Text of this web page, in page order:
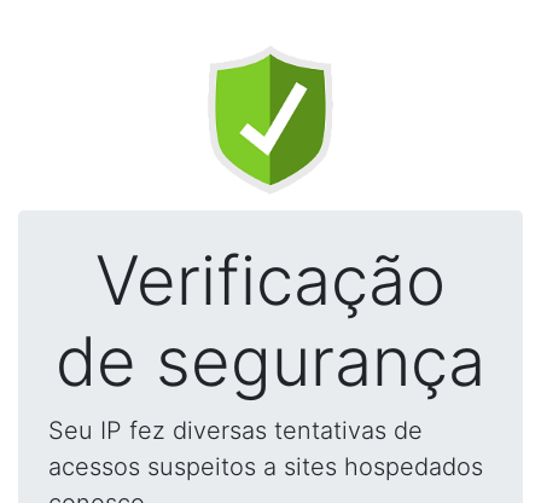
Verificação
de segurança
Seu IP fez diversas tentativas de
acessos suspeitos a sites hospedados